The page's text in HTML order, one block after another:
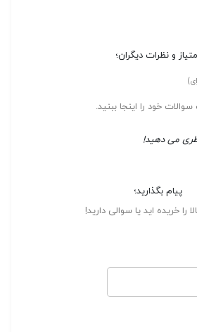
و نظرات دیگران؛
خود را اینجا ببنید.
می دهید!
پیام بگذارید؛
را خریده اید یا سوالی دارید!